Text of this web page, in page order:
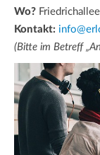
Wo?
Kontakt:
(Bitte im Betreff